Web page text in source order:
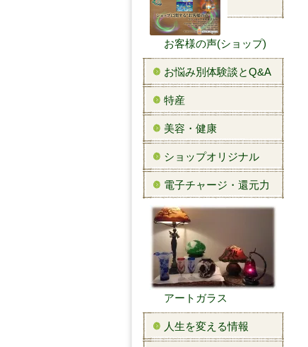
お客様の声(ショップ)
お悩み別体験談とQ&A
特産
美容・健康
ショップオリジナル
電子チャージ・還元力
アートガラス
人生を変える情報